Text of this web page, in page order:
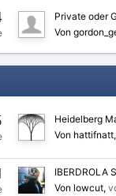
Private oder
Von
Heidelberg
Von hattifnatt
IBERDROLA
Von lowcut